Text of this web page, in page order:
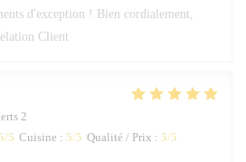
d'exception ! Bien cordialement,
Client
2
/5 Cuisine : 5/5 Qualité / Prix : 5/5